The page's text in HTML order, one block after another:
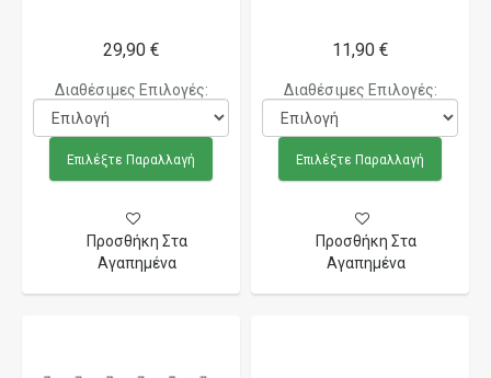
29,90 €
Διαθέσιμες Επιλογές:
Επιλέξτε Παραλλαγή
Προσθήκη Στα
Αγαπημένα
11,90 €
Διαθέσιμες Επιλογές:
Επιλέξτε Παραλλαγή
Προσθήκη Στα
Αγαπημένα